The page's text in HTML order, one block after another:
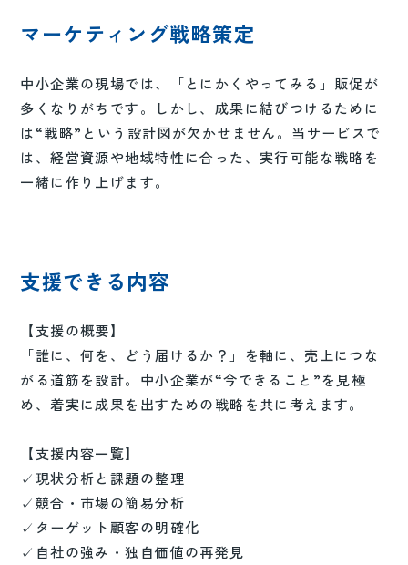
マーケティング戦略策定
中小企業の現場では、「とにかくやってみる」販促が
多くなりがちです。しかし、成果に結びつけるために
は“戦略”という設計図が欠かせません。当サービスで
は、経営資源や地域特性に合った、実行可能な戦略を
一緒に作り上げます。
支援できる内容
【支援の概要】
「誰に、何を、どう届けるか？」を軸に、売上につな
がる道筋を設計。中小企業が“今できること”を見極
め、着実に成果を出すための戦略を共に考えます。
【支援内容一覧】
✓現状分析と課題の整理
✓競合・市場の簡易分析
✓ターゲット顧客の明確化
✓自社の強み・独自価値の再発見